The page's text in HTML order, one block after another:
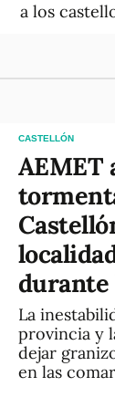
a los
CASTELLÓN
AEMET
durante
La
provincia y
dejar
en las